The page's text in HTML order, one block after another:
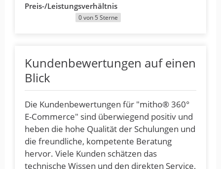
Preis-/Leistungsverhältnis
0 von 5 Sterne
Kundenbewertungen auf einen
Blick
Die Kundenbewertungen für "mitho® 360°
E-Commerce" sind überwiegend positiv und
heben die hohe Qualität der Schulungen und
die freundliche, kompetente Beratung
hervor. Viele Kunden schätzen das
technische Wissen und den direkten Service,